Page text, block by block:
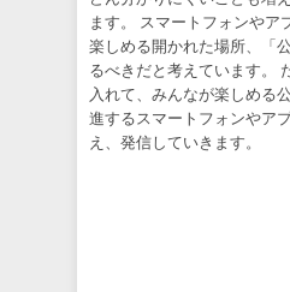
ます。 スマートフォンやア
楽しめる開かれた場所、「
るべきだと考えています。
入れて、みんなが楽しめる
進するスマートフォンやア
え、発信していきます。